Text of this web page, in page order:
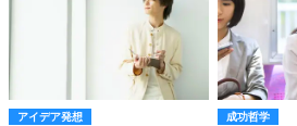
アイデア発想 成功哲学